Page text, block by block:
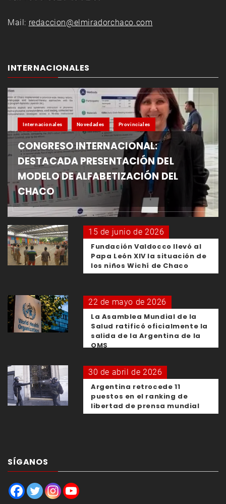
Mail: redaccion@elmiradorchaco.com
INTERNACIONALES
Internacionales Novedades Provinciales
CONGRESO INTERNACIONAL:
DESTACADA PRESENTACIÓN DEL
MODELO DE ALFABETIZACIÓN DEL
CHACO
15 de junio de 2026
Fundación Valdocco llevó al
Papa León XIV la situación de
los niños Wichí de Chaco
22 de mayo de 2026
La Asamblea Mundial de la
Salud ratificó oficialmente la
salida de la Argentina de la
OMS
30 de abril de 2026
Argentina retrocede 11
puestos en el ranking de
libertad de prensa mundial
SÍGANOS